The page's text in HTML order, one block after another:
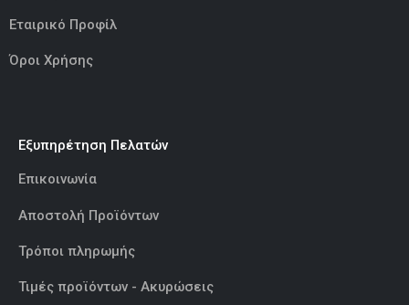
Εταιρικό Προφίλ
Όροι Χρήσης
Εξυπηρέτηση Πελατών
Επικοινωνία
Αποστολή Προϊόντων
Τρόποι πληρωμής
Τιμές προϊόντων - Ακυρώσεις